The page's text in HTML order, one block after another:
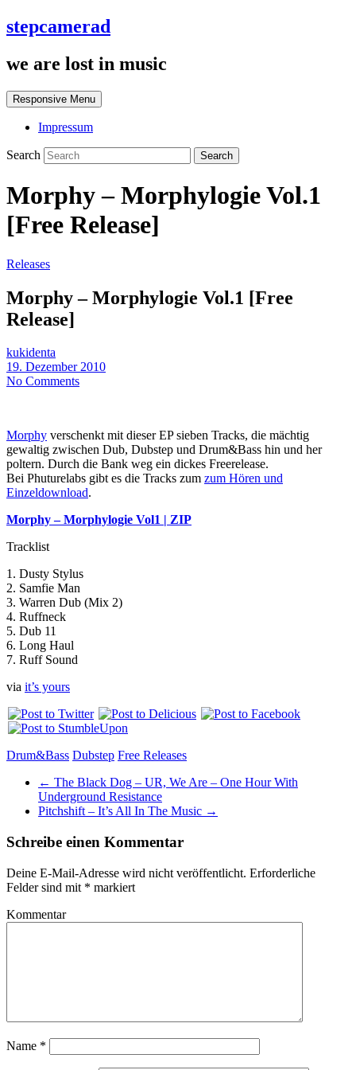
stepcamerad
we are lost in music
Responsive Menu
Impressum
Search
Morphy – Morphylogie Vol.1
[Free Release]
Releases
Morphy – Morphylogie Vol.1 [Free
Release]
kukidenta
19. Dezember 2010
No Comments
Morphy verschenkt mit dieser EP sieben Tracks, die mächtig
gewaltig zwischen Dub, Dubstep und Drum&Bass hin und her
poltern. Durch die Bank weg ein dickes Freerelease.
Bei Phuturelabs gibt es die Tracks zum zum Hören und
Einzeldownload.
Morphy – Morphylogie Vol1 | ZIP
Tracklist
1. Dusty Stylus
2. Samfie Man
3. Warren Dub (Mix 2)
4. Ruffneck
5. Dub 11
6. Long Haul
7. Ruff Sound
via it’s yours
Drum&Bass Dubstep Free Releases
← The Black Dog – UR, We Are – One Hour With
Underground Resistance
Pitchshift – It’s All In The Music →
Schreibe einen Kommentar
Deine E-Mail-Adresse wird nicht veröffentlicht. Erforderliche
Felder sind mit * markiert
Kommentar
Name *